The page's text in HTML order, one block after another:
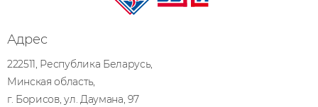
Адрес
222511, Республика Беларусь,
Минская область,
г. Борисов, ул. Даумана, 97